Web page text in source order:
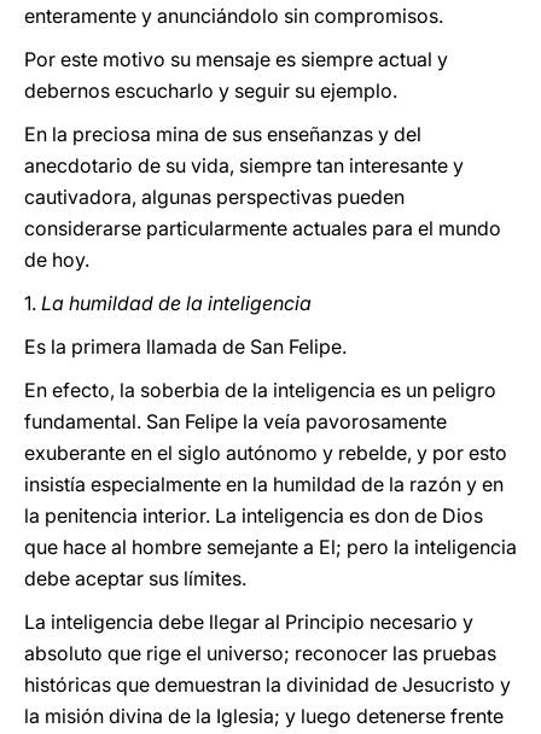
enteramente y anunciándolo sin compromisos.
Por este motivo su mensaje es siempre actual y
debernos escucharlo y seguir su ejemplo.
En la preciosa mina de sus enseñanzas y del
anecdotario de su vida, siempre tan interesante y
cautivadora, algunas perspectivas pueden
considerarse particularmente actuales para el mundo
de hoy.
1. La humildad de la inteligencia
Es la primera llamada de San Felipe.
En efecto, la soberbia de la inteligencia es un peligro
fundamental. San Felipe la veía pavorosamente
exuberante en el siglo autónomo y rebelde, y por esto
insistía especialmente en la humildad de la razón y en
la penitencia interior. La inteligencia es don de Dios
que hace al hombre semejante a El; pero la inteligencia
debe aceptar sus límites.
La inteligencia debe llegar al Principio necesario y
absoluto que rige el universo; reconocer las pruebas
históricas que demuestran la divinidad de Jesucristo y
la misión divina de la Iglesia; y luego detenerse frente